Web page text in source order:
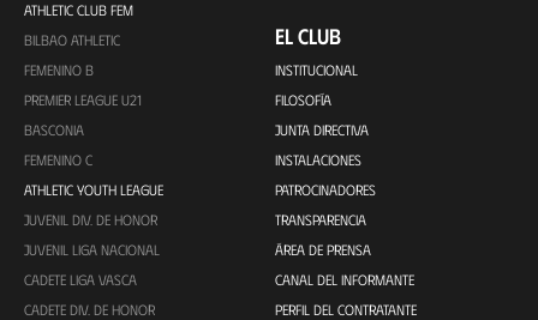
ATHLETIC CLUB FEM
BILBAO ATHLETIC
FEMENINO B
PREMIER LEAGUE U21
BASCONIA
FEMENINO C
ATHLETIC YOUTH LEAGUE
JUVENIL DIV. DE HONOR
JUVENIL LIGA NACIONAL
CADETE LIGA VASCA
CADETE DIV. DE HONOR
EL CLUB
INSTITUCIONAL
FILOSOFÍA
JUNTA DIRECTIVA
INSTALACIONES
PATROCINADORES
TRANSPARENCIA
ÁREA DE PRENSA
CANAL DEL INFORMANTE
PERFIL DEL CONTRATANTE